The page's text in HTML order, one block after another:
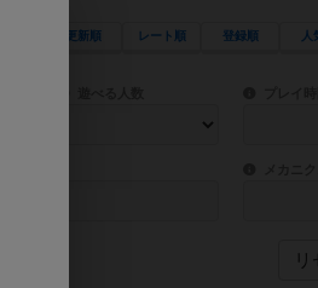
更新順 レート順 登録順 人
検索ができます。
できます。 目安と
どモチーフ・ストーリーを指定することができま
ゲーム
リ